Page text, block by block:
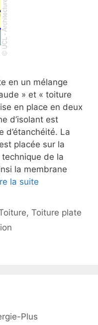
en un mélange
» et « toiture
en place en deux
d’isolant est
d’étanchéité. La
placée sur la
technique de la
la membrane
la suite
,Toiture plate
Plus